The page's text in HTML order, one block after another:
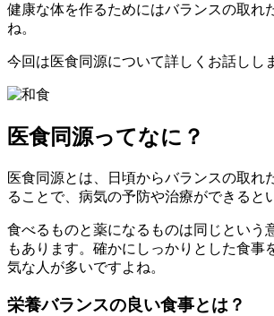
健康な体を作るためにはバランスの取れ
ね。
今回は医食同源について詳しくお話しし
医食同源ってなに？
医食同源とは、日頃からバランスの取れ
ることで、病気の予防や治療ができると
食べるものと薬になるものは同じという
もあります。確かにしっかりとした食事
気な人が多いですよね。
栄養バランスの良い食事とは？